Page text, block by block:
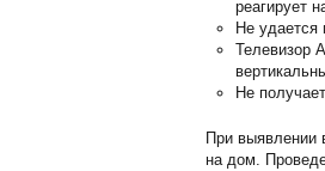
реагирует
Не удается
Телевизор
Не
При выявлении
на дом.